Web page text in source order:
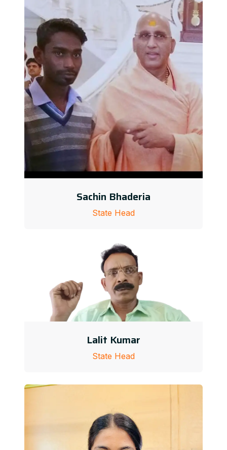
Sachin Bhaderia
State Head
Lalit Kumar
State Head